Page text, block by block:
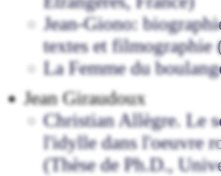
Jean-Giono:
textes et
La Femme du
Jean Giraudoux
Christian Allègre. Le
l'idylle dans l'oeuvre
(Thèse de Ph.D.,